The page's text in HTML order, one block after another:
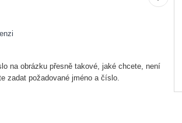
na obrázku přesně takové, jaké chcete, není
zadat požadované jméno a číslo.